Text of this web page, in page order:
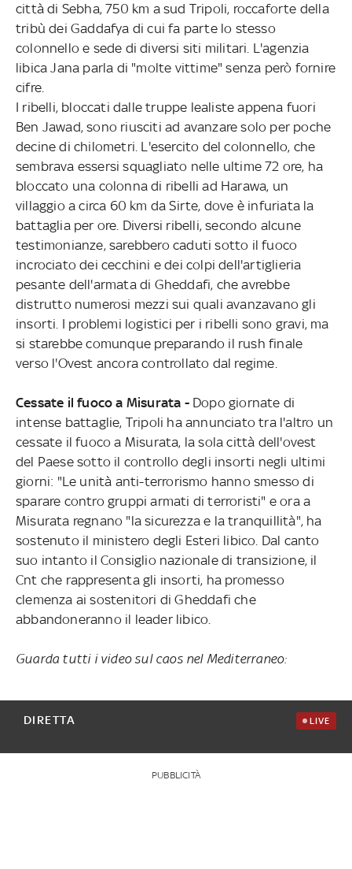
città di Sebha, 750 km a sud Tripoli, roccaforte della
tribù dei Gaddafya di cui fa parte lo stesso
colonnello e sede di diversi siti militari. L'agenzia
libica Jana parla di "molte vittime" senza però fornire
cifre.
I ribelli, bloccati dalle truppe lealiste appena fuori
Ben Jawad, sono riusciti ad avanzare solo per poche
decine di chilometri. L'esercito del colonnello, che
sembrava essersi squagliato nelle ultime 72 ore, ha
bloccato una colonna di ribelli ad Harawa, un
villaggio a circa 60 km da Sirte, dove è infuriata la
battaglia per ore. Diversi ribelli, secondo alcune
testimonianze, sarebbero caduti sotto il fuoco
incrociato dei cecchini e dei colpi dell'artiglieria
pesante dell'armata di Gheddafi, che avrebbe
distrutto numerosi mezzi sui quali avanzavano gli
insorti. I problemi logistici per i ribelli sono gravi, ma
si starebbe comunque preparando il rush finale
verso l'Ovest ancora controllato dal regime.
Cessate il fuoco a Misurata - Dopo giornate di
intense battaglie, Tripoli ha annunciato tra l'altro un
cessate il fuoco a Misurata, la sola città dell'ovest
del Paese sotto il controllo degli insorti negli ultimi
giorni: "Le unità anti-terrorismo hanno smesso di
sparare contro gruppi armati di terroristi" e ora a
Misurata regnano "la sicurezza e la tranquillità", ha
sostenuto il ministero degli Esteri libico. Dal canto
suo intanto il Consiglio nazionale di transizione, il
Cnt che rappresenta gli insorti, ha promesso
clemenza ai sostenitori di Gheddafi che
abbandoneranno il leader libico.
Guarda tutti i video sul caos nel Mediterraneo:
DIRETTA LIVE
PUBBLICITÀ